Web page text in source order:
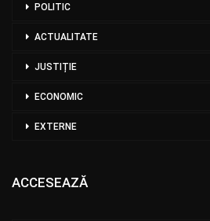
POLITIC
ACTUALITATE
JUSTIȚIE
ECONOMIC
EXTERNE
ACCESEAZĂ